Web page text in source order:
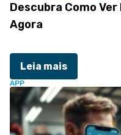
Descubra Como
Agora
Leia mais
APP